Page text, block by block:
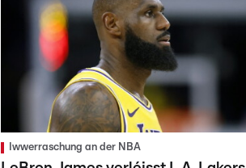
Iwwerraschung an der NBA